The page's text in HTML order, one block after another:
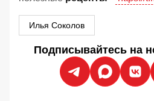
Илья Соколов
Подписывайтесь на